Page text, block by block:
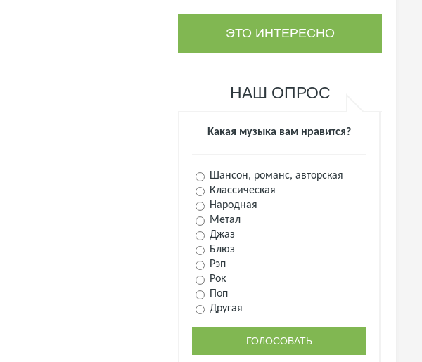
ЭТО ИНТЕРЕСНО
НАШ ОПРОС
Какая музыка вам нравится?
Шансон, романс, авторская
Классическая
Народная
Метал
Джаз
Блюз
Рэп
Рок
Поп
Другая